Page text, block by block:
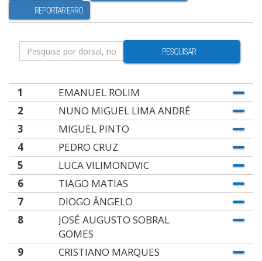
REPORTAR ERRO
PESQUISAR
1
EMANUEL ROLIM
2
NUNO MIGUEL LIMA ANDRÉ
3
MIGUEL PINTO
4
PEDRO CRUZ
5
LUCA VILIMONDVIC
6
TIAGO MATIAS
7
DIOGO ÂNGELO
8
JOSÉ AUGUSTO SOBRAL
GOMES
9
CRISTIANO MARQUES